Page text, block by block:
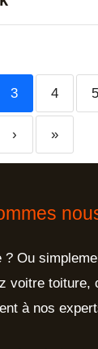
3 4 5
› »
Ou
voitre toiture,
à nos